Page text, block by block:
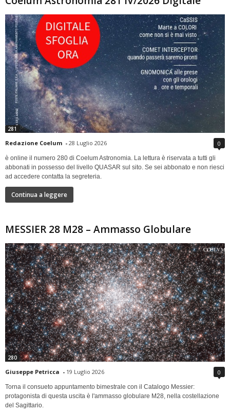
281
Redazione Coelum - 28 Luglio 2026 0
è online il numero 280 di Coelum Astronomia. La lettura è riservata a tutti gli
abbonati in possesso del livello QUASAR sul sito. Se sei abbonato e non riesci
ad accedere contatta la segreteria.
Continua a leggere
MESSIER 28 M28 – Ammasso Globulare
280
Giuseppe Petricca - 19 Luglio 2026 0
Torna il consueto appuntamento bimestrale con il Catalogo Messier:
protagonista di questa uscita è l'ammasso globulare M28, nella costellazione
del Sagittario.